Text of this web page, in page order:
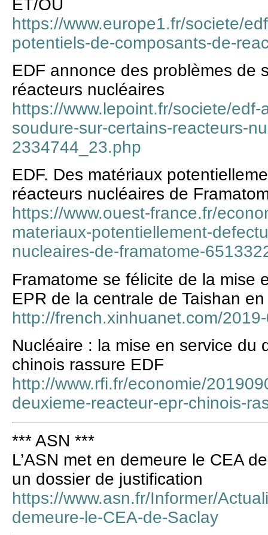
ET/OU
https://www.europe1.fr/societe/
potentiels-de-composants-de-
EDF annonce des problèmes de
réacteurs nucléaires
https://www.lepoint.fr/societe/
soudure-sur-certains-reacteurs-
2334744_23.php
EDF. Des matériaux
réacteurs nucléaires de
https://www.ouest-france.fr/
materiaux-potentiellement-
nucleaires-de-framatome-
Framatome se félicite de la mise
EPR de la centrale de Taishan
http://french.xinhuanet.com/
Nucléaire : la mise en service du
chinois rassure EDF
http://www.rfi.fr/economie/
deuxieme-reacteur-epr-chinois-
*** ASN ***
L’ASN met en demeure le CEA
un dossier de justification
https://www.asn.fr/Informer/
demeure-le-CEA-de-Saclay